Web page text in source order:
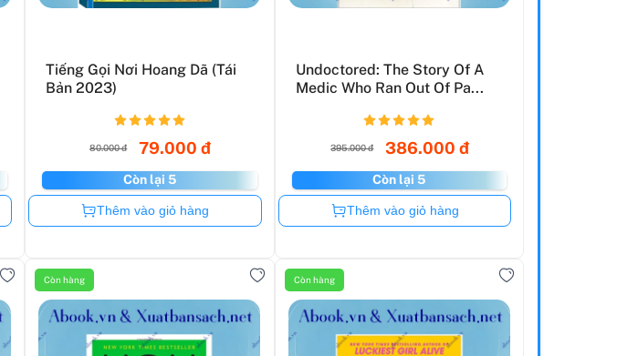
Tiếng Gọi Nơi Hoang Dã (Tái
Bản 2023)
80.000 đ 79.000 đ
Còn lại 5
Còn hàng
Thêm vào giỏ hàng
Undoctored: The Story Of A
Medic Who Ran Out Of Pa...
395.000 đ 386.000 đ
Còn lại 5
Còn hàng
Thêm vào giỏ hàng
Còn hàng Còn hàng